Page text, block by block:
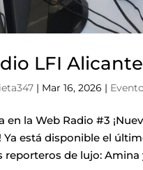
LFI
| Mar 16, 2026 |
en la Web Radio #3
Ya está disponible el
reporteros de lujo: Amina